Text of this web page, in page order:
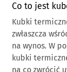
Co to jest
Kubki
zwłaszcza
na wynos. W
kubki
na co zwrócić